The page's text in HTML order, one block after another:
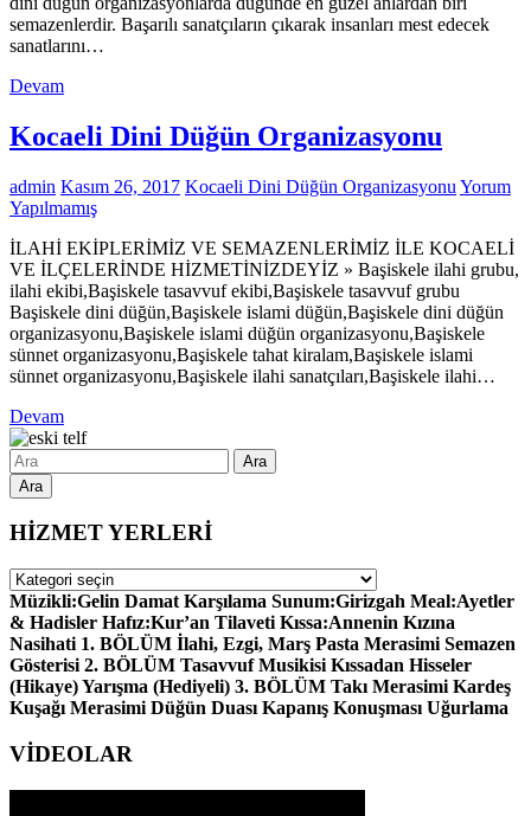
semazenlerdir. Başarılı sanatçıların çıkarak insanları mest edecek
sanatlarını…
Devam
Kocaeli Dini Düğün Organizasyonu
admin Kasım 26, 2017 Kocaeli Dini Düğün Organizasyonu Yorum
Yapılmamış
İLAHİ EKİPLERİMİZ VE SEMAZENLERİMİZ İLE KOCAELİ
VE İLÇELERİNDE HİZMETİNİZDEYİZ » Başiskele ilahi grubu,
ilahi ekibi,Başiskele tasavvuf ekibi,Başiskele tasavvuf grubu
Başiskele dini düğün,Başiskele islami düğün,Başiskele dini düğün
organizasyonu,Başiskele islami düğün organizasyonu,Başiskele
sünnet organizasyonu,Başiskele tahat kiralam,Başiskele islami
sünnet organizasyonu,Başiskele ilahi sanatçıları,Başiskele ilahi…
Devam
Ara
HİZMET YERLERİ
HİZMET
YERLERİ
Müzikli:Gelin Damat Karşılama Sunum:Girizgah Meal:Ayetler
& Hadisler Hafız:Kur’an Tilaveti Kıssa:Annenin Kızına
Nasihati 1. BÖLÜM İlahi, Ezgi, Marş Pasta Merasimi Semazen
Gösterisi 2. BÖLÜM Tasavvuf Musikisi Kıssadan Hisseler
(Hikaye) Yarışma (Hediyeli) 3. BÖLÜM Takı Merasimi Kardeş
Kuşağı Merasimi Düğün Duası Kapanış Konuşması Uğurlama
VİDEOLAR